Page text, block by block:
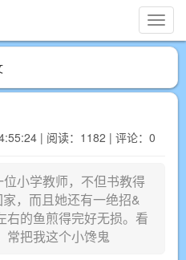
切
换
| 阅读：1182 | 评论：0
小学教师，不但书教得
，而且她还有一绝招&
的鱼煎得完好无损。看
常把我这个小馋鬼